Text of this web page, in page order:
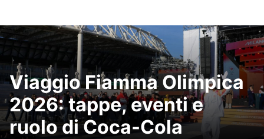
Viaggio Fiamma Olimpica
2026: tappe, eventi e
ruolo di Coca-Cola